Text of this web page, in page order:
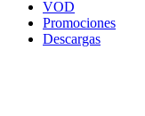
VOD
Promociones
Descargas